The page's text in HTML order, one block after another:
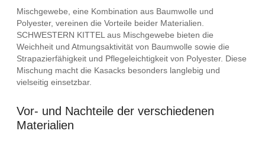
Mischgewebe, eine Kombination aus Baumwolle und
Polyester, vereinen die Vorteile beider Materialien.
SCHWESTERN KITTEL aus Mischgewebe bieten die
Weichheit und Atmungsaktivität von Baumwolle sowie die
Strapazierfähigkeit und Pflegeleichtigkeit von Polyester. Diese
Mischung macht die Kasacks besonders langlebig und
vielseitig einsetzbar.
Vor- und Nachteile der verschiedenen
Materialien